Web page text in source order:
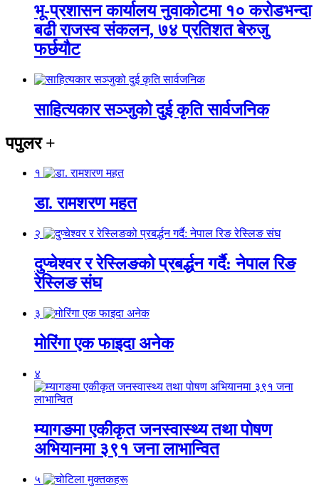
भू-प्रशासन कार्यालय नुवाकोटमा १० करोडभन्दा
बढी राजस्व संकलन, ७४ प्रतिशत बेरुजु
फर्छयौट
साहित्यकार सञ्जुको दुई कृति सार्वजनिक
पपुलर+
१
डा. रामशरण महत
२
दुप्चेश्वर र रेस्लिङको प्रबर्द्धन गर्दै: नेपाल रिङ
रेस्लिङ संघ
३
मोरिंगा एक फाइदा अनेक
४
म्यागङमा एकीकृत जनस्वास्थ्य तथा पोषण
अभियानमा ३९१ जना लाभान्वित
५